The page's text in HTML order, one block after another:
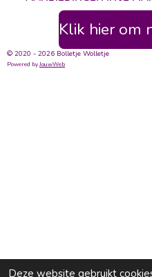
Deze website gebruikt
Klik hier om
© 2020 - 2026 Bolletje Wolletje
Powered byJouwWeb